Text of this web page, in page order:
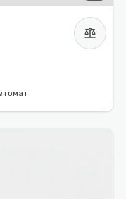
balance